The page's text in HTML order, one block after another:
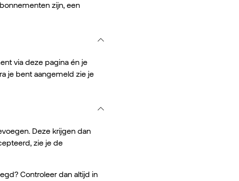
zijn, een
via deze pagina én je
je bent aangemeld zie je
Deze krijgen dan
zie je de
Controleer dan altijd in